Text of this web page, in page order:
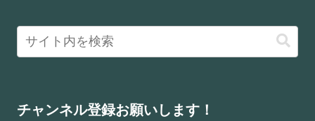
チャンネル登録お願いします！